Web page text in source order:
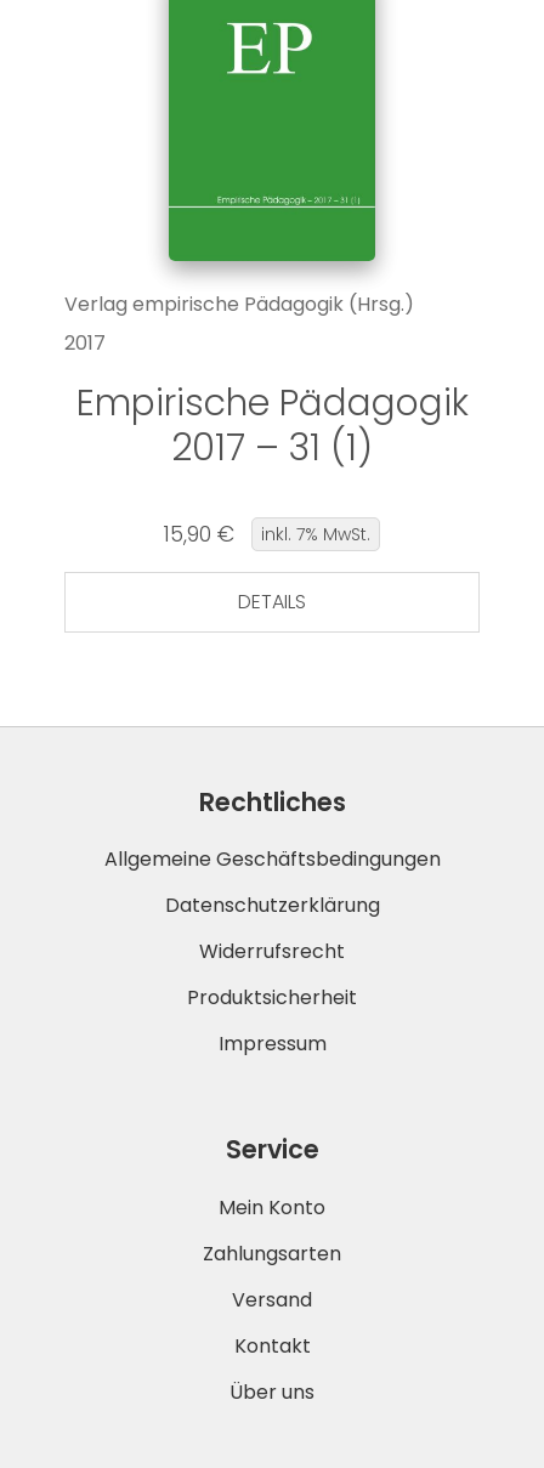
Verlag empirische Pädagogik (Hrsg.)
2017
Empirische Pädagogik
2017 – 31 (1)
15,90 € inkl. 7% MwSt.
DETAILS
Rechtliches
Allgemeine Geschäftsbedingungen
Datenschutzerklärung
Widerrufsrecht
Produktsicherheit
Impressum
Service
Mein Konto
Zahlungsarten
Versand
Kontakt
Über uns